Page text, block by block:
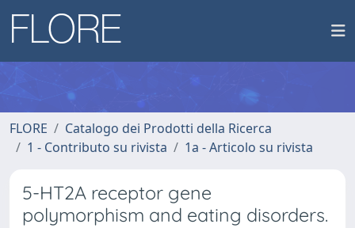
FLORE
Catalogo dei Prodotti della Ricerca
1 - Contributo su rivista
1a - Articolo su rivista
5-HT2A receptor gene
polymorphism and eating disorders.